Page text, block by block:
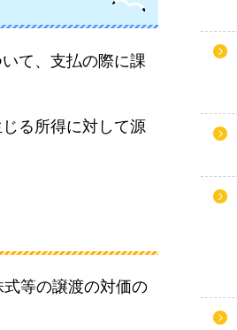
て、支払の際に課
る所得に対して源
等の譲渡の対価の